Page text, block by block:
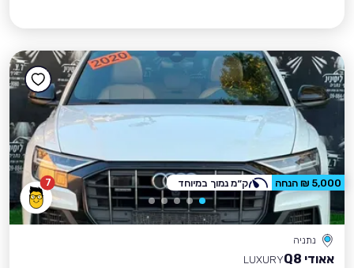
7
נתניה
אאודי Q8
LUXURY
5,000 ₪ הנחה ק״מ נמוך במיוחד